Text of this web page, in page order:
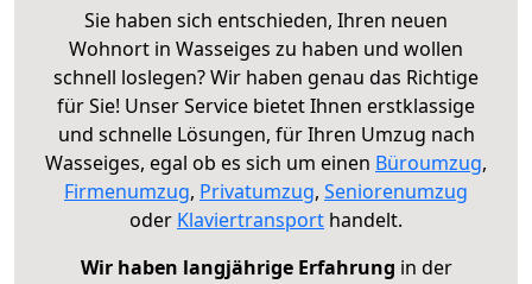
Sie haben sich entschieden, Ihren neuen
Wohnort in Wasseiges zu haben und wollen
schnell loslegen? Wir haben genau das Richtige
für Sie! Unser Service bietet Ihnen erstklassige
und schnelle Lösungen, für Ihren Umzug nach
Wasseiges, egal ob es sich um einen Büroumzug,
Firmenumzug, Privatumzug, Seniorenumzug
oder Klaviertransport handelt.
Wir haben langjährige Erfahrung in der